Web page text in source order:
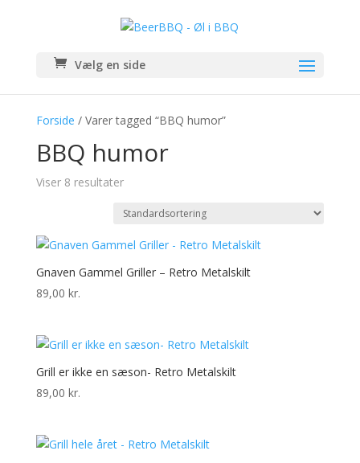
Vælg en side
Forside / Varer tagged “BBQ humor”
BBQ humor
Viser 8 resultater
Gnaven Gammel Griller – Retro Metalskilt
89,00 kr.
Grill er ikke en sæson- Retro Metalskilt
89,00 kr.